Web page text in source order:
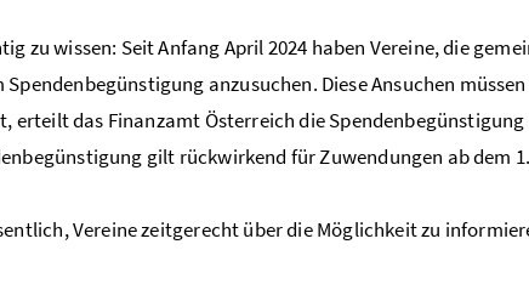
zu wissen: Seit Anfang April 2024 haben Vereine, die
anzusuchen. Diese Ansuchen
erteilt das Finanzamt Österreich die
gilt rückwirkend für Zuwendungen ab dem
Vereine zeitgerecht über die Möglichkeit zu